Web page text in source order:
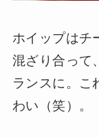
ホイップはチ
混ざり合って
ランスに。こ
わい（笑）。